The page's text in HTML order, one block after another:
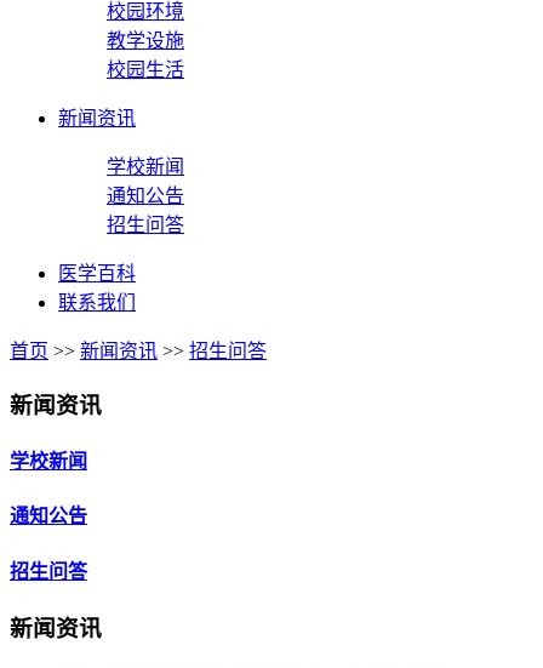
校园环境
教学设施
校园生活
新闻资讯
学校新闻
通知公告
招生问答
医学百科
联系我们
首页 >> 新闻资讯 >> 招生问答
新闻资讯
学校新闻
通知公告
招生问答
新闻资讯